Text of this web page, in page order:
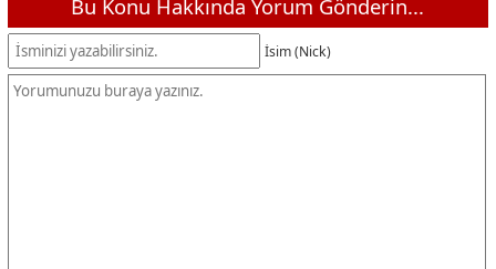
Bu Konu Hakkında Yorum Gönderin...
İsim (Nick)